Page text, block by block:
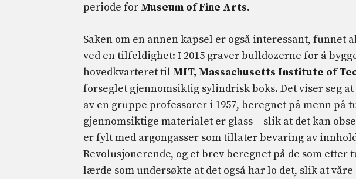
periode for Museum of Fine Arts.
Saken om en annen kapsel er også interessant, funnet
ved en tilfeldighet: I 2015 graver bulldozerne for å
hovedkvarteret til MIT, Massachusetts Institute of
forseglet gjennomsiktig sylindrisk boks. Det viser seg
av en gruppe professorer i 1957, beregnet på menn på
gjennomsiktige materialet er glass – slik at det kan
er fylt med argongasser som tillater bevaring av
Revolusjonerende, og et brev beregnet på de som etter
lærde som undersøkte at det også har lo det, slik at